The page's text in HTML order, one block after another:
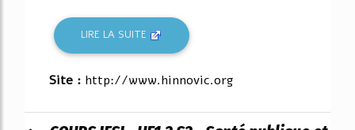
LIRE LA SUITE
Site : http://www.hinnovic.org